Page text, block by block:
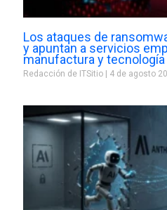
Los ataques de
y apuntan a servicios
manufactura y tecnología
Redacción de ITSitio 4 de agosto